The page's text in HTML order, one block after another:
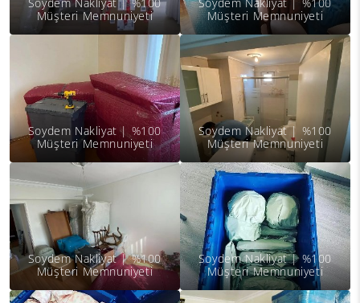
Müşteri Memnuniyeti
Müşteri Memnuniyeti
Soydem Nakliyat | %100
Müşteri Memnuniyeti
Soydem Nakliyat | %100
Müşteri Memnuniyeti
Soydem Nakliyat | %100
Müşteri Memnuniyeti
Soydem Nakliyat | %100
Müşteri Memnuniyeti